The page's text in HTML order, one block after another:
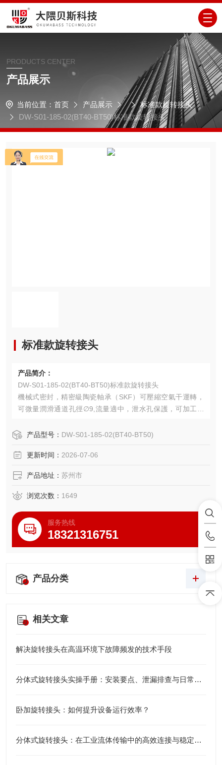
PRODUCTS CENTER
产品展示
当前位置： 首页 产品展示
标准款旋转接头
DW-S01-185-02(BT40-BT50)标准款旋转接头
标准款旋转接头
产品简介：
DW-S01-185-02(BT40-BT50)标准款旋转接头
機械式密封，精密級陶瓷軸承（SKF）可壓縮空氣干運轉，
可微量潤滑通道孔徑∅9,流量適中，泄水孔保護，可加工玻
产品型号： DW-S01-185-02(BT40-BT50)
更新时间： 2026-07-06
产品地址： 苏州市
浏览次数： 1649
服务热线
18321316751
产品分类
相关文章
解决旋转接头在高温环境下故障频发的技术手段
分体式旋转接头实操手册：安装要点、泄漏排查与日常保养
卧加旋转接头：如何提升设备运行效率？
分体式旋转接头：在工业流体传输中的高效连接与稳定运行技术解析